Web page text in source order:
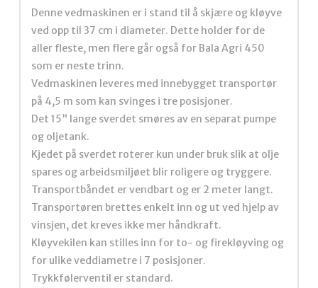
Denne vedmaskinen er i stand til å skjære og kløyve
ved opp til 37 cm i diameter. Dette holder for de
aller fleste, men flere går også for Bala Agri 450
som er neste trinn.
Vedmaskinen leveres med innebygget transportør
på 4,5 m som kan svinges i tre posisjoner.
Det 15” lange sverdet smøres av en separat pumpe
og oljetank.
Kjedet på sverdet roterer kun under bruk slik at olje
spares og arbeidsmiljøet blir roligere og tryggere.
Transportbåndet er vendbart og er 2 meter langt.
Transportøren brettes enkelt inn og ut ved hjelp av
vinsjen, det kreves ikke mer håndkraft.
Kløyvekilen kan stilles inn for to- og firekløyving og
for ulike veddiametre i 7 posisjoner.
Trykkfølerventil er standard.